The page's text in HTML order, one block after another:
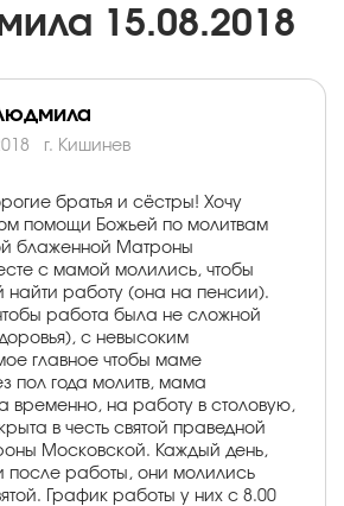
15.08.2018
г. Кишинев
братья и сёстры! Хочу
помощи Божьей по молитвам
блаженной Матроны
с мамой молились, чтобы
найти работу (она на пенсии).
работа была не сложной
с невысоким
главное чтобы маме
пол года молитв, мама
временно, на работу в столовую,
в честь святой праведной
Московской. Каждый день,
после работы, они молились
График работы у них с 8.00